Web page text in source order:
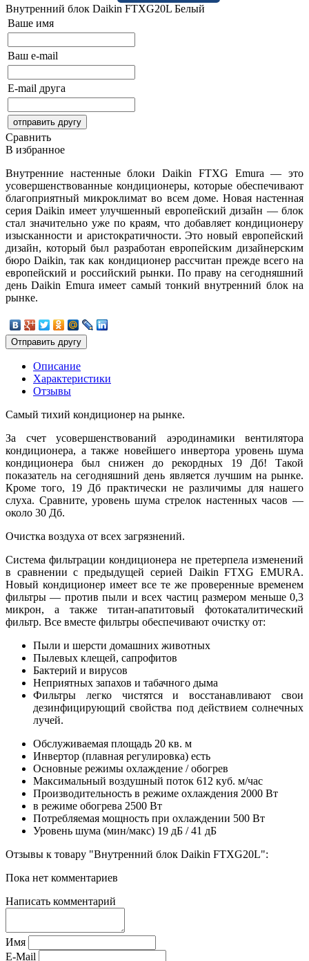
Внутренний блок Daikin FTXG20L Белый
Ваше имя
Ваш e-mail
E-mail друга
Сравнить
В избранное
Внутренние настенные блоки Daikin FTXG Emura — это
усовершенствованные кондиционеры, которые обеспечивают
благоприятный микроклимат во всем доме. Новая настенная
серия Daikin имеет улучшенный европейский дизайн — блок
стал значительно уже по краям, что добавляет кондиционеру
изысканности и аристократичности. Это новый европейский
дизайн, который был разработан европейским дизайнерским
бюро Daikin, так как кондиционер рассчитан прежде всего на
европейский и российский рынки. По праву на сегодняшний
день Daikin Emura имеет самый тонкий внутренний блок на
рынке.
Описание
Характеристики
Отзывы
Самый тихий кондиционер на рынке.
За счет усовершенствований аэродинамики вентилятора
кондиционера, а также новейшего инвертора уровень шума
кондиционера был снижен до рекордных 19 Дб! Такой
показатель на сегодняшний день является лучшим на рынке.
Кроме того, 19 Дб практически не различимы для нашего
слуха. Сравните, уровень шума стрелок настенных часов —
около 30 Дб.
Очистка воздуха от всех загрязнений.
Система фильтрации кондиционера не претерпела изменений
в сравнении с предыдущей серией Daikin FTXG EMURA.
Новый кондиционер имеет все те же проверенные временем
фильтры — против пыли и всех частиц размером меньше 0,3
микрон, а также титан-апатитовый фотокаталитический
фильтр. Все вместе фильтры обеспечивают очистку от:
Пыли и шерсти домашних животных
Пылевых клещей, сапрофитов
Бактерий и вирусов
Неприятных запахов и табачного дыма
Фильтры легко чистятся и восстанавливают свои
дезинфицирующий свойства под действием солнечных
лучей.
Обслуживаемая площадь 20 кв. м
Инвертор (плавная регулировка) есть
Основные режимы охлаждение / обогрев
Максимальный воздушный поток 612 куб. м/час
Производительность в режиме охлаждения 2000 Вт
в режиме обогрева 2500 Вт
Потребляемая мощность при охлаждении 500 Вт
Уровень шума (мин/макс) 19 дБ / 41 дБ
Отзывы к товару "Внутренний блок Daikin FTXG20L":
Пока нет комментариев
Написать комментарий
Имя
E-Mail